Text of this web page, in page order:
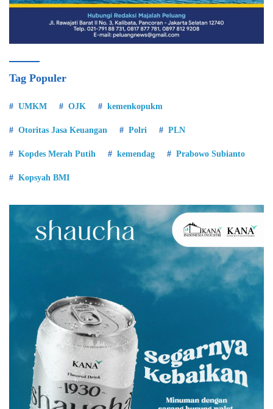
Tag Populer
UMKM OJK kemenkopukm
Otoritas Jasa Keuangan Polri PLN
Kopdes Merah Putih kemendag Prabowo Subianto
Kopsyah BMI